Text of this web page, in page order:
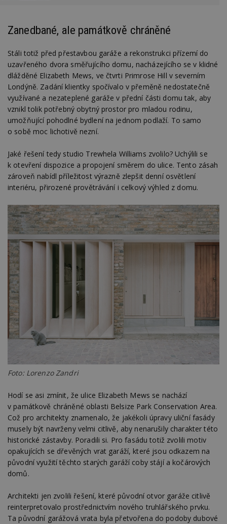
Zanedbané, ale památkově chráněné
Stáli totiž před přestavbou garáže a rekonstrukci přízemí do
uzavřeného dvora směřujícího domu, nacházejícího se v klidné
dlážděné Elizabeth Mews, ve čtvrti Primrose Hill v severním
Londýně. Zadání klientky spočívalo v přeměně nedostatečně
využívané a nezateplené garáže v přední části domu tak, aby
vznikl tolik potřebný obytný prostor pro mladou rodinu,
umožňující pohodlné bydlení na jednom podlaží. To samo
o sobě moc lichotivě nezní.
Jaké řešení tedy studio Trewhela Williams zvolilo? Uchýlili se
k otevření dispozice a propojení směrem do ulice. Tento zásah
zároveň nabídl příležitost výrazně zlepšit denní osvětlení
interiéru, přirozené provětrávání i celkový výhled z domu.
Foto: Lorenzo Zandri
Hodí se asi zmínit, že ulice Elizabeth Mews se nachází
v památkově chráněné oblasti Belsize Park Conservation Area.
Což pro architekty znamenalo, že jakékoli úpravy uliční fasády
musely být navrženy velmi citlivě, aby nenarušily charakter této
historické zástavby. Poradili si. Pro fasádu totiž zvolili motiv
opakujících se dřevěných vrat garáží, které jsou odkazem na
původní využití těchto starých garáží coby stájí a kočárových
domů.
Architekti jen zvolili řešení, které původní otvor garáže citlivě
reinterpretovalo prostřednictvím nového truhlářského prvku.
Ta původní garážová vrata byla přetvořena do podoby dubové